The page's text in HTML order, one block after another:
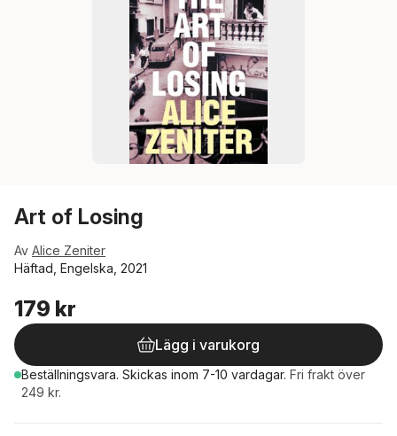
Art of Losing
Av Alice Zeniter
Häftad, Engelska, 2021
179 kr
Lägg i varukorg
Beställningsvara. Skickas inom 7-10 vardagar. Fri frakt över
249 kr.